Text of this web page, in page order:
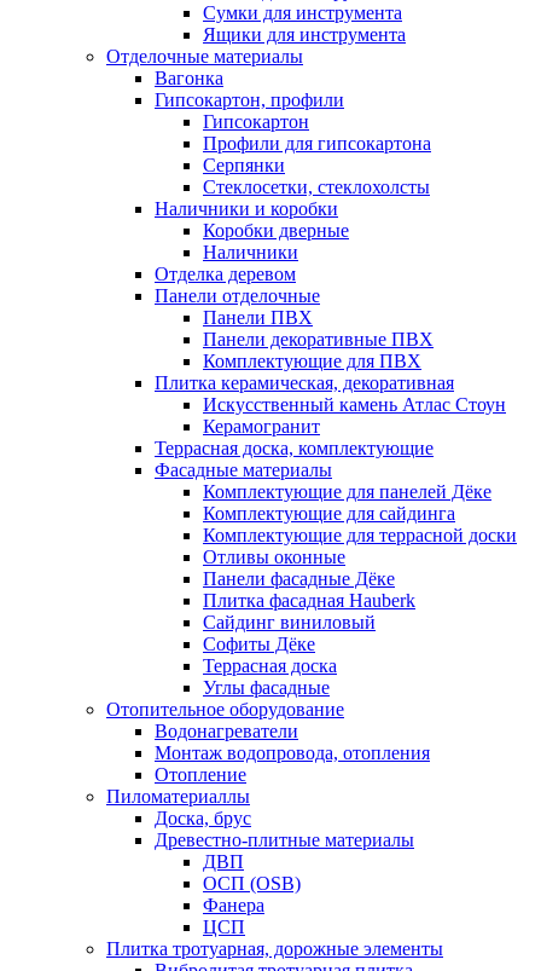
Сумки для инструмента
Ящики для инструмента
Отделочные материалы
Вагонка
Гипсокартон, профили
Гипсокартон
Профили для гипсокартона
Серпянки
Стеклосетки, стеклохолсты
Наличники и коробки
Коробки дверные
Наличники
Отделка деревом
Панели отделочные
Панели ПВХ
Панели декоративные ПВХ
Комплектующие для ПВХ
Плитка керамическая, декоративная
Искусственный камень Атлас Стоун
Керамогранит
Террасная доска, комплектующие
Фасадные материалы
Комплектующие для панелей Дёке
Комплектующие для сайдинга
Комплектующие для террасной доски
Отливы оконные
Панели фасадные Дёке
Плитка фасадная Hauberk
Сайдинг виниловый
Софиты Дёке
Террасная доска
Углы фасадные
Отопительное оборудование
Водонагреватели
Монтаж водопровода, отопления
Отопление
Пиломатериаллы
Доска, брус
Древестно-плитные материалы
ДВП
ОСП (OSB)
Фанера
ЦСП
Плитка тротуарная, дорожные элементы